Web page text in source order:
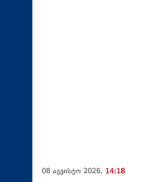
08 აგვისტო 2026, 14:18